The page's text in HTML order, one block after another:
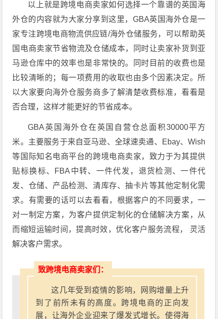
以上就是跨境电商卖家如何选择一个靠谱的英国海
外仓的内容就为大家分享到这里，GBA英国海外仓是一
家专注跨境电商物流供应链/海外仓储服务，可以帮助英
国电商卖家节省物流及仓储成本，同时让卖家补货到亚
马逊仓库中的效率也是非常快的。同时目前的收费也是
比较清晰的；每一项费用的收取也由多个因素决定。所
以大家要向海外仓服务商多了解清楚收费标准，看看是
否合理，这样才能更好的节省成本。
GBA英国海外仓在英国自营仓总面积30000平方
米。主要服务于来自亚马逊、全球速卖通、Ebay、Wish
等国际知名电商平台的跨境电商卖家，致力于为其提供
贴标换标、FBA中转、一件代发，退货检测、一件代
发、仓储、产品检测、清库存、抽卡片等其他定制化需
求。有需要的话可以去看看，根据客户的不同要求，一
对一制定方案，为客户提供定制化的仓储解决方案，从
而缩短运输时间，提高时效，优化客户服务流程， 灵活
解决客户需求。
致跨境电商卖家们：
这几年受到疫情的影响，网购增量上升
到了前所未有的高度。跨境电商的正向发
展，让海外企业迎来了爆发式增长。使得海